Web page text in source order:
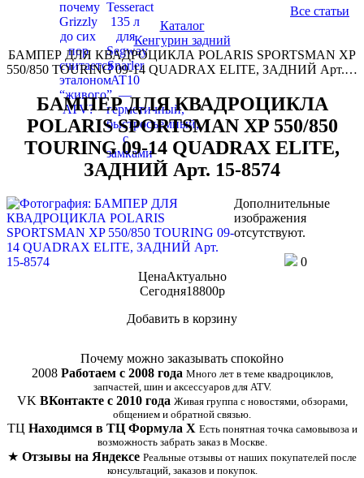
Все статьи
Каталог
Кенгурин задний
БАМПЕР ДЛЯ КВАДРОЦИКЛА POLARIS SPORTSMAN XP
550/850 TOURING 09-14 QUADRAX ELITE, ЗАДНИЙ Арт.…
БАМПЕР ДЛЯ КВАДРОЦИКЛА
POLARIS SPORTSMAN XP 550/850
TOURING 09-14 QUADRAX ELITE,
ЗАДНИЙ Арт. 15-8574
Дополнительные
изображения
отсутствуют.
0
ЦенаАктуально
Сегодня18800p
Добавить в корзину
Почему можно заказывать спокойно
2008 Работаем с 2008 года Много лет в теме квадроциклов,
запчастей, шин и аксессуаров для ATV.
VK ВКонтакте с 2010 года Живая группа с новостями, обзорами,
общением и обратной связью.
ТЦ Находимся в ТЦ Формула Х Есть понятная точка самовывоза и
возможность забрать заказ в Москве.
★ Отзывы на Яндексе Реальные отзывы от наших покупателей после
консультаций, заказов и покупок.